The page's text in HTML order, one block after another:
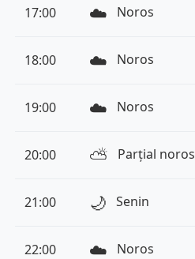
17:00 ☁️ Noros
18:00 ☁️ Noros
19:00 ☁️ Noros
20:00 ⛅️ Parțial noros
21:00 🌙 Senin
22:00 ☁️ Noros